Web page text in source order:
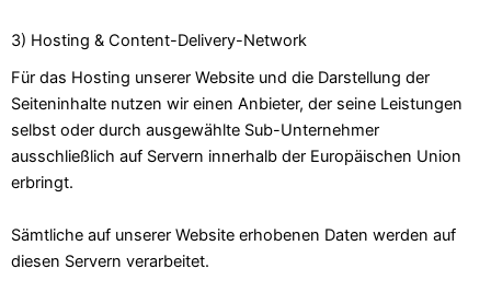
3) Hosting & Content-Delivery-Network
Für das Hosting unserer Website und die Darstellung der
Seiteninhalte nutzen wir einen Anbieter, der seine Leistungen
selbst oder durch ausgewählte Sub-Unternehmer
ausschließlich auf Servern innerhalb der Europäischen Union
erbringt.
Sämtliche auf unserer Website erhobenen Daten werden auf
diesen Servern verarbeitet.